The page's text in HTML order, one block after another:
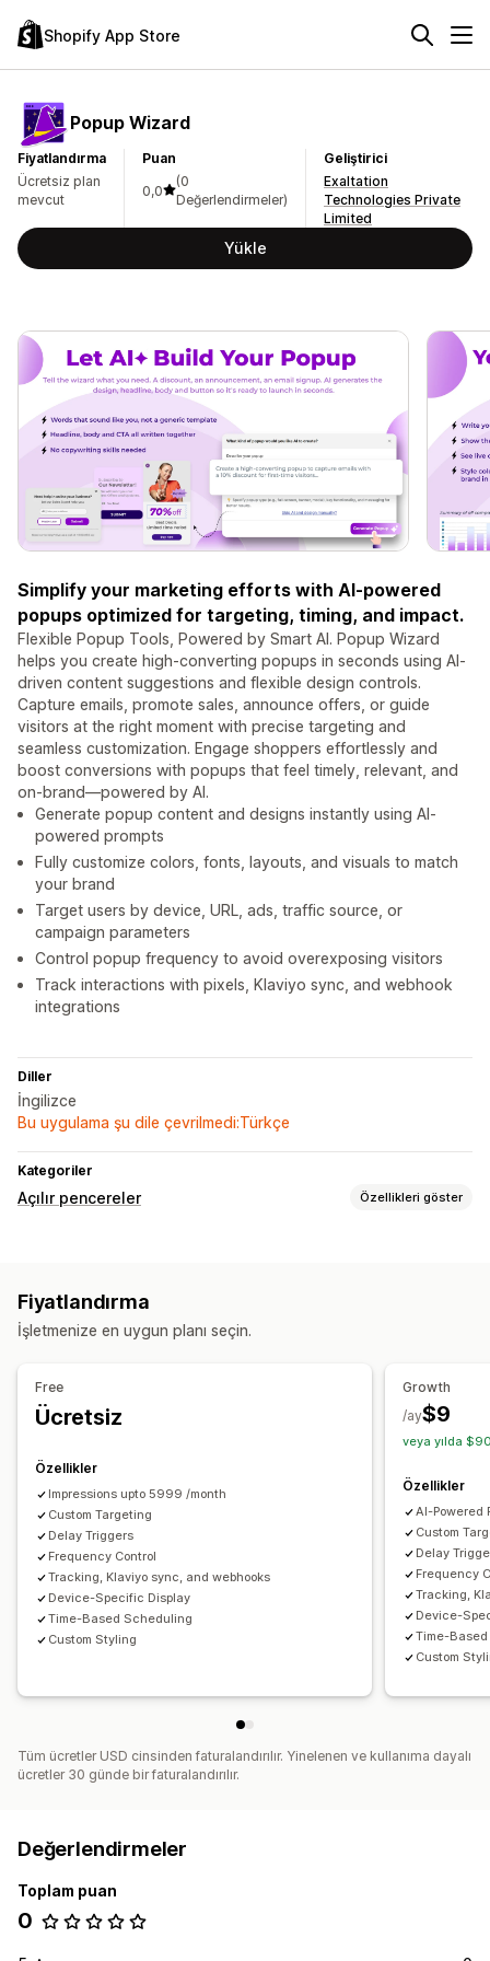
Shopify App Store
Popup Wizard
Fiyatlandırma
Ücretsiz plan
mevcut
Puan
0,0
(0
Değerlendirmeler)
Geliştirici
Exaltation
Technologies Private
Limited
Yükle
Simplify your marketing efforts with AI-powered
popups optimized for targeting, timing, and impact.
Flexible Popup Tools, Powered by Smart AI. Popup Wizard
helps you create high-converting popups in seconds using AI-
driven content suggestions and flexible design controls.
Capture emails, promote sales, announce offers, or guide
visitors at the right moment with precise targeting and
seamless customization. Engage shoppers effortlessly and
boost conversions with popups that feel timely, relevant, and
on-brand—powered by AI.
Generate popup content and designs instantly using AI-
powered prompts
Fully customize colors, fonts, layouts, and visuals to match
your brand
Target users by device, URL, ads, traffic source, or
campaign parameters
Control popup frequency to avoid overexposing visitors
Track interactions with pixels, Klaviyo sync, and webhook
integrations
Diller
İngilizce
Bu uygulama şu dile çevrilmedi:Türkçe
Kategoriler
Açılır pencereler Özellikleri göster
İndirimler Bültenler
Uyarı açılır pencereleri Özel açılır pencereler
Düzenleyici aracı
Özel yazı tipleri
Tetikleyiciler ve kurallar
Etiketleme Raporlama Analizler
API'ler ve web kancaları
Fiyatlandırma
İşletmenize en uygun planı seçin.
Free
Ücretsiz
Özellikler
Impressions upto 5999 /month
Custom Targeting
Delay Triggers
Frequency Control
Tracking, Klaviyo sync, and webhooks
Device-Specific Display
Time-Based Scheduling
Custom Styling
Growth
$9
/ay
veya yılda
Özellikler
AI-Powered
Custom
Delay
Frequency
Tracking,
Device-
Time-
Custom
Tüm ücretler USD cinsinden faturalandırılır. Yinelenen ve kullanıma dayalı
ücretler 30 günde bir faturalandırılır.
Değerlendirmeler
Toplam puan
0